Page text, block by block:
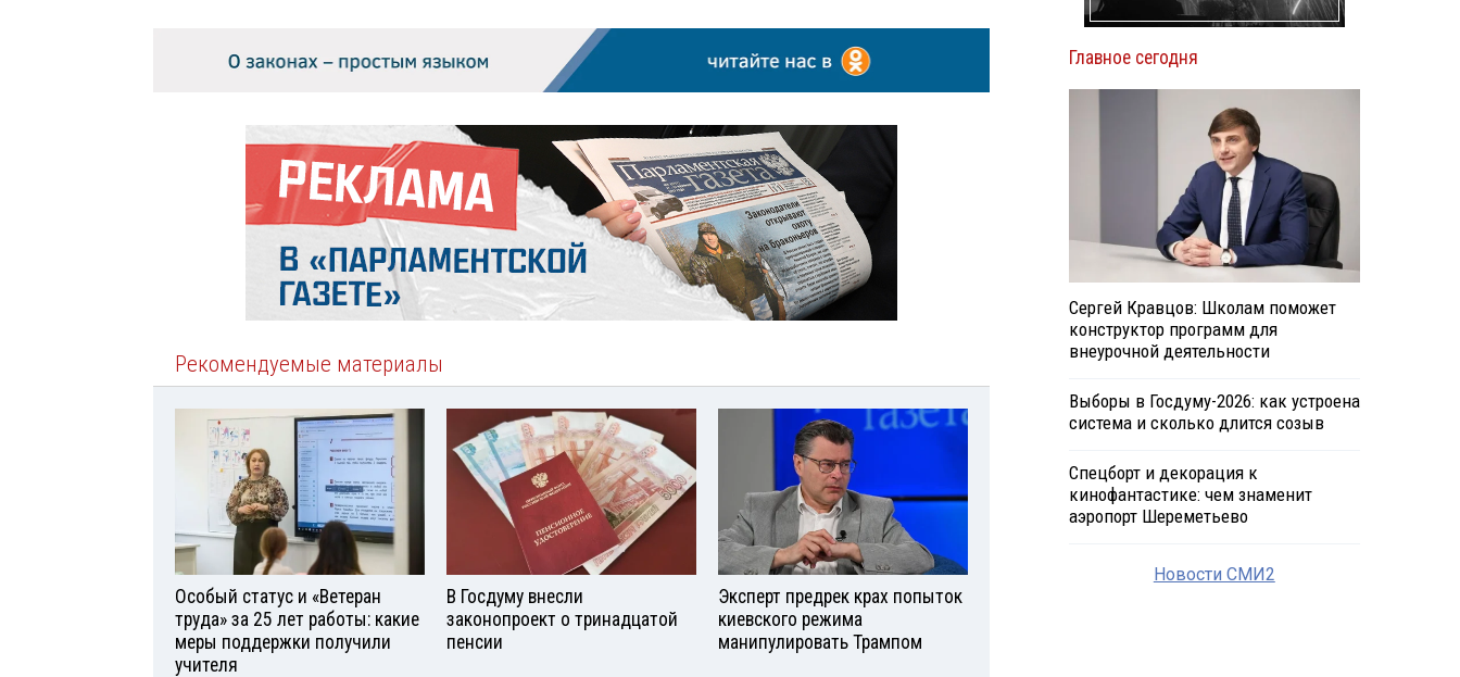
Рекомендуемые материалы
Особый статус и «Ветеран
труда» за 25 лет работы: какие
меры поддержки получили
учителя
В Госдуму внесли
законопроект о тринадцатой
пенсии
Эксперт предрек крах попыток
киевского режима
манипулировать Трампом
Главное сегодня
Сергей Кравцов: Школам поможет
конструктор программ для
внеурочной деятельности
Выборы в Госдуму-2026: как устроена
система и сколько длится созыв
Спецборт и декорация к
кинофантастике: чем знаменит
аэропорт Шереметьево
Новости СМИ2